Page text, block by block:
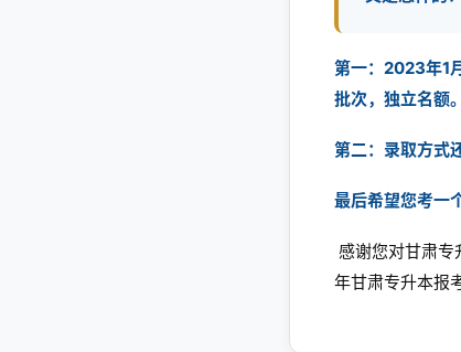
第一：2023年1
批次，独立名额。
第二：录取方式
最后希望您考一
感谢您对甘肃专
年甘肃专升本报